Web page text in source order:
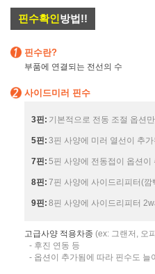
핀수확인방법!!
핀수란?
부품에 연결되는 전선의 수
사이드미러 핀수
3핀: 기본적으로 전동 조절 옵션
5핀: 3핀 사양에 미러 열선이 추
7핀: 5핀 사양에 전동접이 옵션이
8핀: 7핀 사양에 사이드리피터(
9핀: 8핀 사양에 사이드리피터
고급사양 적용차종 (ex: 그랜저, 오
- 후진 연동 등
- 옵션이 추가됨에 따라 핀수도 늘